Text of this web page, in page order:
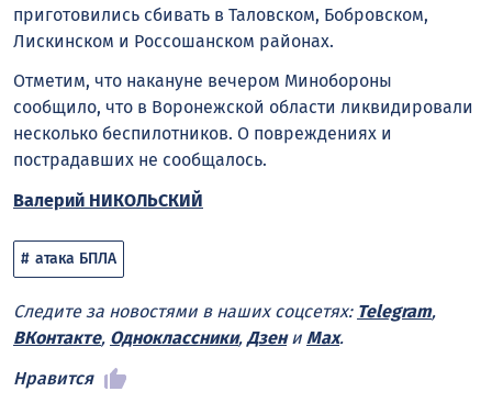
приготовились сбивать в Таловском, Бобровском,
Лискинском и Россошанском районах.
Отметим, что накануне вечером Минобороны
сообщило, что в Воронежской области ликвидировали
несколько беспилотников. О повреждениях и
пострадавших не сообщалось.
Валерий НИКОЛЬСКИЙ
атака БПЛА
Следите за новостями в наших соцсетях: Telegram,
ВКонтакте, Одноклассники, Дзени Max.
Нравится